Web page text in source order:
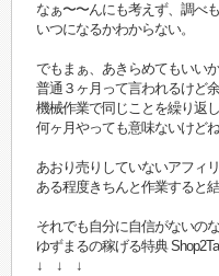
なぁ〜〜んにも考えず、調べ
いつになるかわからない。
でもまぁ、あきらめてもいい
普通３ヶ月って言われるけど
機械作業で同じことを繰り返
何ヶ月やっても意味ないけど
あおり売りしていないアフィ
ある程度きちんと作業すると
それでも自分に自信がないのな
ゆずまるの稼げる特典
↓ ↓ ↓